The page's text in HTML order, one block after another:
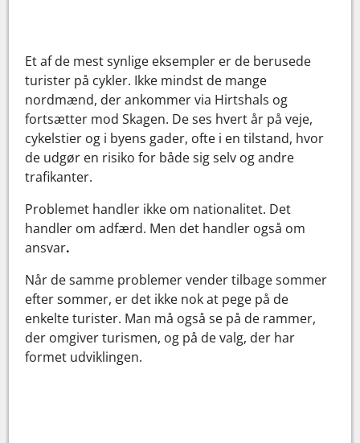
Et af de mest synlige eksempler er de berusede
turister på cykler. Ikke mindst de mange
nordmænd, der ankommer via Hirtshals og
fortsætter mod Skagen. De ses hvert år på veje,
cykelstier og i byens gader, ofte i en tilstand, hvor
de udgør en risiko for både sig selv og andre
trafikanter.
Problemet handler ikke om nationalitet. Det
handler om adfærd. Men det handler også om
ansvar.
Når de samme problemer vender tilbage sommer
efter sommer, er det ikke nok at pege på de
enkelte turister. Man må også se på de rammer,
der omgiver turismen, og på de valg, der har
formet udviklingen.